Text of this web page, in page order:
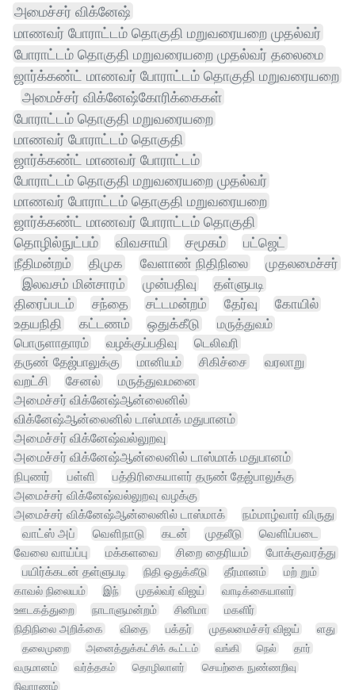
அமைச்சர் விக்னேஷ்
மாணவர் போராட்டம் தொகுதி மறுவரையறை முதல்வர்
போராட்டம் தொகுதி மறுவரையறை முதல்வர் தலைமை
ஜார்க்கண்ட் மாணவர் போராட்டம் தொகுதி மறுவரையறை
அமைச்சர் விக்னேஷ்கோரிக்கைகள்
போராட்டம் தொகுதி மறுவரையறை
மாணவர் போராட்டம் தொகுதி
ஜார்க்கண்ட் மாணவர் போராட்டம்
போராட்டம் தொகுதி மறுவரையறை முதல்வர்
மாணவர் போராட்டம் தொகுதி மறுவரையறை
ஜார்க்கண்ட் மாணவர் போராட்டம் தொகுதி
தொழில்நுட்பம்
விவசாயி சமூகம்
பட்ஜெட்
நீதிமன்றம்
திமுக வேளாண் நிதிநிலை
முதலமைச்சர்
இலவசம் மின்சாரம்
முன்பதிவு
தள்ளுபடி
திரைப்படம்
சந்தை சட்டமன்றம் தேர்வு
கோயில்
உதயநிதி
கட்டணம் ஒதுக்கீடு
மருத்துவம்
பொருளாதாரம்
வழக்குப்பதிவு
டெலிவரி
தருண் தேஜ்பாலுக்கு
மானியம் சிகிச்சை வரலாறு
வறட்சி சேனல்
மருத்துவமனை
அமைச்சர் விக்னேஷ்ஆன்லைனில்
விக்னேஷ்ஆன்லைனில் டாஸ்மாக் மதுபானம்
அமைச்சர் விக்னேஷ்வல்லுறவு
அமைச்சர் விக்னேஷ்ஆன்லைனில் டாஸ்மாக் மதுபானம்
நிபுணர்
பள்ளி
பத்திரிகையாளர் தருண் தேஜ்பாலுக்கு
அமைச்சர் விக்னேஷ்வல்லுறவு வழக்கு
அமைச்சர் விக்னேஷ்ஆன்லைனில் டாஸ்மாக்
நம்மாழ்வார் விருது
வாட்ஸ் அப்
வெளிநாடு கடன் முதலீடு
வெளிப்படை
வேலை வாய்ப்பு
மக்களவை சிறை தைரியம்
போக்குவரத்து
பயிர்க்கடன் தள்ளுபடி
நிதி ஒதுக்கீடு தீர்மானம்
மற் றும்
காவல் நிலையம்
இந் முதல்வர் விஜய்
வாடிக்கையாளர்
ஊடகத்துறை
நாடாளுமன்றம் சினிமா
மகளிர்
நிதிநிலை அறிக்கை
விதை பக்தர் முதலமைச்சர் விஜய்
ளது
தலைமுறை
அனைத்துக்கட்சிக் கூட்டம் வங்கி நெல்
தார்
வருமானம்
வர்த்தகம் தொழிலாளர் செயற்கை நுண்ணறிவு
நிவாரணம்